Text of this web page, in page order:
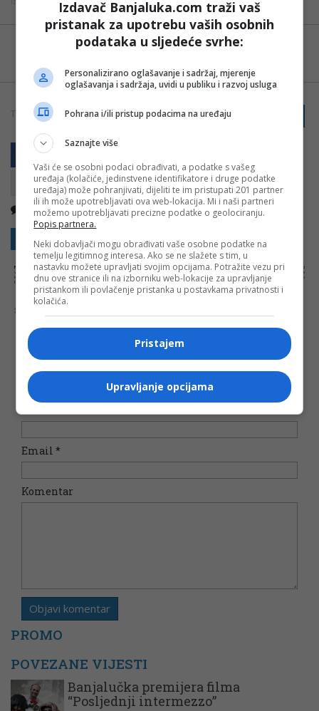
Možete nas pratiti i putem aplikacije za
TAGOVI: FILMOVI MATRIKS PRIJAVI GREŠKU
Kopirati
Nema komentara
Sakrij sve komentare Prikaži komentare
NAPOMENA: Komentari odražavaju stavove njihovih autora, a ne nužno i stavove internet portala Banjaluka.com. Molimo korisnike da se suzdrže od
vrijeđanja, psovanja i vulgarnog izražavanja. Portal Banjaluka.com zadržava pravo da obriše komentar bez najave i objašnjenja. Zbog velikog broja
komentara Banjaluka.com nije dužan obrisati sve komentare koji krše pravila. Kao čitalac takođe prihvatate mogućnost da među komentarima mogu
biti pronađeni sadržaji koji mogu biti u suprotnosti sa vašim vjerskim, moralnim i drugim načelima i uvjerenjima.
Šta mislite o ovoj temi?
Vaša e-mail adresa neće biti objavljena. Sva polja su
obavezna!
Email *
Komentar
PROMO
POVEZANE VIJESTI
Banjalučka premijera filma
“Posljednji intermezzo”
Izdavač Banjaluka.com traži vaš
pristanak za upotrebu vaših osobnih
podataka u sljedeće svrhe:
Personalizirano oglašavanje i sadržaj, mjerenje
oglašavanja i sadržaja, uvidi u publiku i razvoj usluga
Pohrana i/ili pristup podacima na uređaju
Saznajte više
Vaši će se osobni podaci obrađivati, a podatke s vašeg
uređaja (kolačiće, jedinstvene identifikatore i druge podatke
uređaja) može pohranjivati, dijeliti te im pristupati 201 partner
ili ih može upotrebljavati ova web-lokacija. Mi i naši partneri
možemo upotrebljavati precizne podatke o geolociranju.
Popis partnera.
Neki dobavljači mogu obrađivati vaše osobne podatke na
temelju legitimnog interesa. Ako se ne slažete s tim, u
nastavku možete upravljati svojim opcijama. Potražite vezu pri
dnu ove stranice ili na izborniku web-lokacije za upravljanje
pristankom ili povlačenje pristanka u postavkama privatnosti i
kolačića.
Pristajem
Upravljanje opcijama